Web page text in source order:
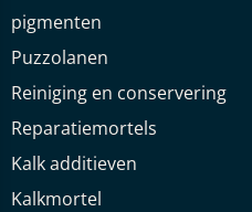
pigmenten
Puzzolanen
Reiniging en conservering
Reparatiemortels
Kalk additieven
Kalkmortel